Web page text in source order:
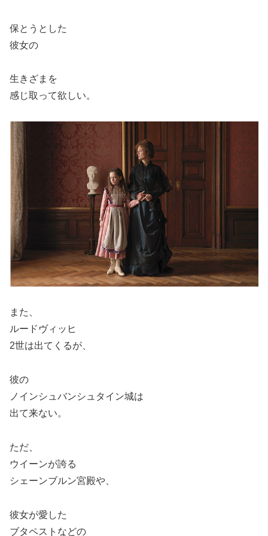
保とうとした
彼女の
生きざまを
感じ取って欲しい。
また、
ルードヴィッヒ
2世は出てくるが、
彼の
ノインシュバンシュタイン城は
出て来ない。
ただ、
ウイーンが誇る
シェーンブルン宮殿や、
彼女が愛した
ブタペストなどの